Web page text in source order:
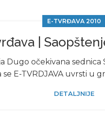
E-TVRĐAVA 2010
|
Dugo očekivana
E-TVRDJAVA uvrsti u
DETALJNIJE